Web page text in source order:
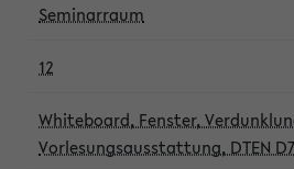
Seminarraum
12
Whiteboard, Fenster,
Vorlesungsausstattung, DTEN